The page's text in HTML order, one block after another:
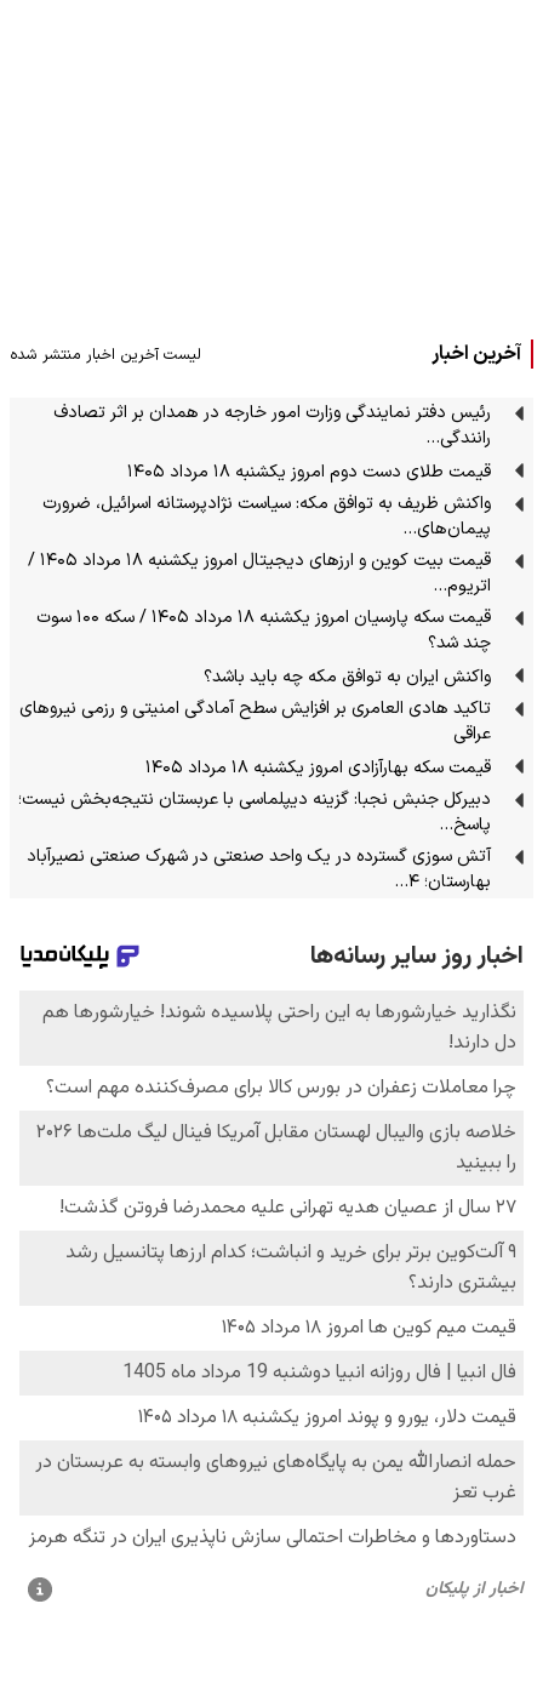
آخرین اخبار لیست آخرین اخبار منتشر شده
رئیس دفتر نمایندگی وزارت امور خارجه در همدان بر اثر تصادف
رانندگی…
قیمت طلای دست دوم امروز یکشنبه ۱۸ مرداد ۱۴۰۵
واکنش ظریف به توافق مکه: سیاست نژادپرستانه اسرائیل، ضرورت
پیمان‌های…
قیمت بیت کوین و ارز‌های دیجیتال امروز یکشنبه ۱۸ مرداد ۱۴۰۵ /
اتریوم…
قیمت سکه پارسیان امروز یکشنبه ۱۸ مرداد ۱۴۰۵ / سکه ۱۰۰ سوت
چند شد؟
واکنش ایران به توافق مکه چه باید باشد؟
تاکید هادی العامری بر افزایش سطح آمادگی امنیتی و رزمی نیروهای
عراقی
قیمت سکه بهارآزادی امروز یکشنبه ۱۸ مرداد ۱۴۰۵
دبیرکل جنبش نجبا: گزینه دیپلماسی با عربستان نتیجه‌بخش نیست؛
پاسخ…
آتش سوزی گسترده در یک واحد صنعتی در شهرک صنعتی نصیرآباد
بهارستان؛ ۴…